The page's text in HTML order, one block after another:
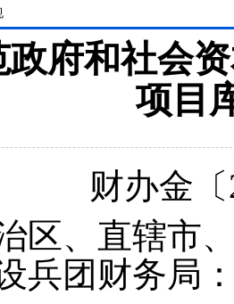
政府和社会
项目
财办金
区、直辖市
兵团财务局